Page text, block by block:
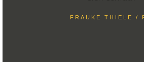
FRAUKE THIELE /